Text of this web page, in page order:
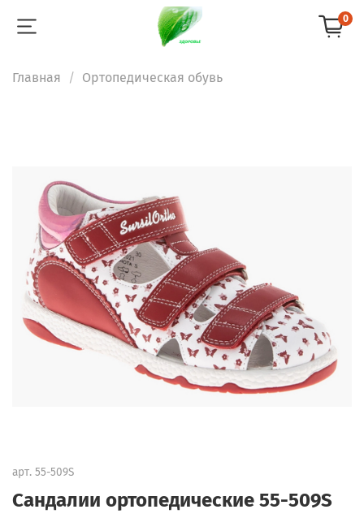
0
Главная Ортопедическая обувь
арт. 55-509S
Сандалии ортопедические 55-509S